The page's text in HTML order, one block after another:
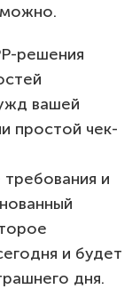
решения
вашей
простой чек-
и
и будет
дня.